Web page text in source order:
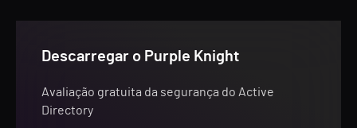
Descarregar o Purple Knight
Avaliação gratuita da segurança do Active
Directory